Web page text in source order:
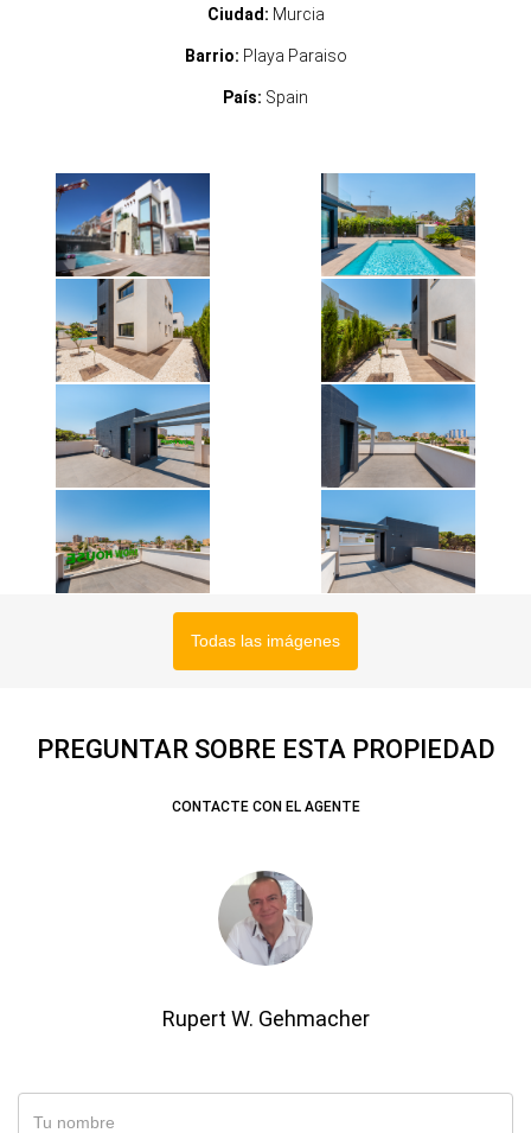
Ciudad: Murcia
Barrio: Playa Paraiso
País: Spain
Todas las imágenes
PREGUNTAR SOBRE ESTA PROPIEDAD
CONTACTE CON EL AGENTE
Rupert W. Gehmacher